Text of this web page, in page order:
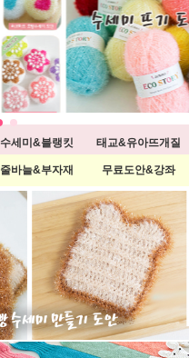
수세미&블랭킷
태교&유아뜨개질
줄바늘&부자재 무료도안&강좌